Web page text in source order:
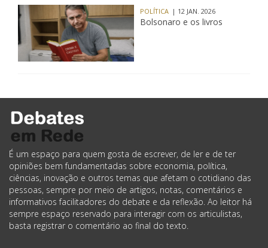
POLÍTICA | 12 JAN. 2026
Bolsonaro e os livros
É um espaço para quem gosta de escrever, de ler e de ter
opiniões bem fundamentadas sobre economia, política,
ciências, inovação e outros temas que afetam o cotidiano das
pessoas, sempre por meio de artigos, notas, comentários e
informativos facilitadores do debate e da reflexão. Ao leitor há
sempre espaço reservado para interagir com os articulistas,
basta registrar o comentário ao final do texto.